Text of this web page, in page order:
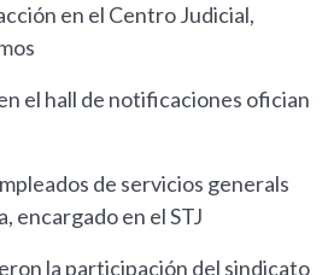
en el Centro Judicial,
el hall de notificaciones ofician
de servicios generals
encargado en el STJ
la participación del sindicato